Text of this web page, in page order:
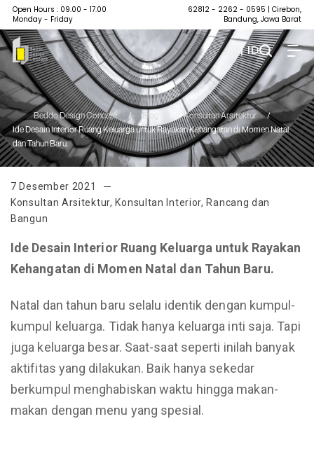
Open Hours : 09.00 - 17.00
Monday - Friday
62812 - 2262 - 0595 | Cirebon,
Bandung, Jawa Barat
| ID
Beddo Design Concept / Blog Konsultan Arsitektur
/
Ide Desain Interior Ruang Keluarga untuk Rayakan Kehangatan di Momen Natal
dan Tahun Baru.
7 Desember 2021
Konsultan Arsitektur, Konsultan Interior, Rancang dan
Bangun
Ide Desain Interior Ruang Keluarga untuk Rayakan
Kehangatan di Momen Natal dan Tahun Baru.
Natal dan tahun baru selalu identik dengan kumpul-
kumpul keluarga. Tidak hanya keluarga inti saja. Tapi
juga keluarga besar. Saat-saat seperti inilah banyak
aktifitas yang dilakukan. Baik hanya sekedar
berkumpul menghabiskan waktu hingga makan-
makan dengan menu yang spesial.